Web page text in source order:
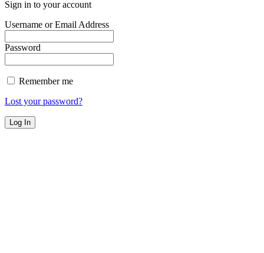
Sign in to your account
Username or Email Address
Password
Remember me
Lost your password?